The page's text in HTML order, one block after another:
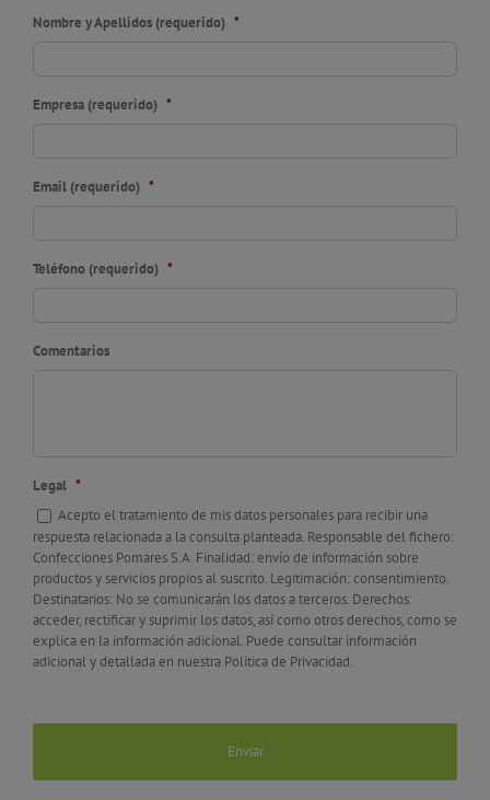
Nombre y Apellidos (requerido) *
Empresa (requerido) *
Email (requerido) *
Teléfono (requerido) *
Comentarios
Legal *
Acepto el tratamiento de mis datos personales para recibir una
respuesta relacionada a la consulta planteada. Responsable del fichero:
Confecciones Pomares S.A. Finalidad: envío de información sobre
productos y servicios propios al suscrito. Legitimación: consentimiento.
Destinatarios: No se comunicarán los datos a terceros. Derechos:
acceder, rectificar y suprimir los datos, así como otros derechos, como se
explica en la información adicional. Puede consultar información
adicional y detallada en nuestra Política de Privacidad.